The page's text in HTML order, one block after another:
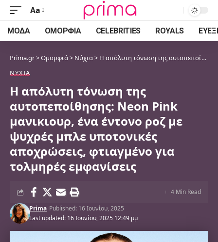
Font
Resizer
Aa
ΜΌΔΑ ΟΜΟΡΦΙΆ CELEBRITIES ROYALS
Prima.gr>Ομορφιά> Νύχια> Η απόλυτη τόνωση της αυτοπεποίθησης: Neon Pink μανικιουρ, ένα έντονο ροζ με ψυχρές μπλε υποτονικές αποχρώσεις, φτιαγμένο για τολμηρές εμφανίσεις
ΝΎΧΙΑ
Η απόλυτη τόνωση της
αυτοπεποίθησης: Neon Pink
μανικιουρ, ένα έντονο ροζ με
ψυχρές μπλε υποτονικές
αποχρώσεις, φτιαγμένο για
τολμηρές εμφανίσεις
Last updated: 16 Ιουνίου, 2025 12:49 μμ
Prima Published: 16 Ιουνίου, 2025
4 Min Read